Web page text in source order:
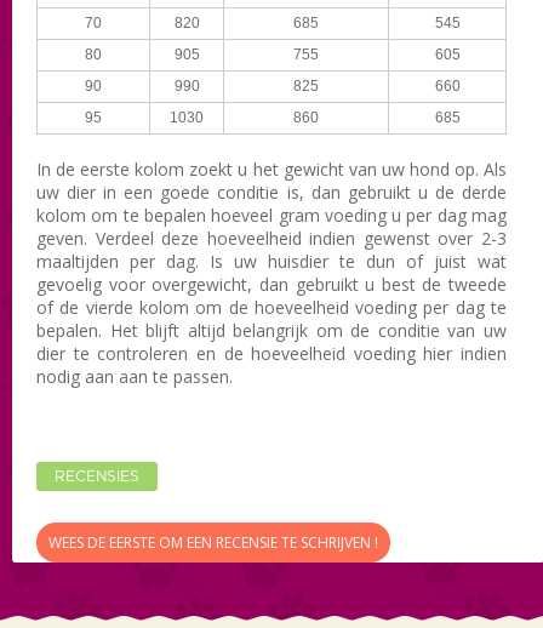
70
820 685
545
80
905 755
605
90
990 825
660
95
1030 860 685
In de eerste kolom zoekt u het gewicht van uw hond op. Als
uw dier in een goede conditie is, dan gebruikt u de derde
kolom om te bepalen hoeveel gram voeding u per dag mag
geven. Verdeel deze hoeveelheid indien gewenst over 2-3
maaltijden per dag. Is uw huisdier te dun of juist wat
gevoelig voor overgewicht, dan gebruikt u best de tweede
of de vierde kolom om de hoeveelheid voeding per dag te
bepalen. Het blijft altijd belangrijk om de conditie van uw
dier te controleren en de hoeveelheid voeding hier indien
nodig aan aan te passen.
RECENSIES
WEES DE EERSTE OM EEN RECENSIE TE SCHRIJVEN !